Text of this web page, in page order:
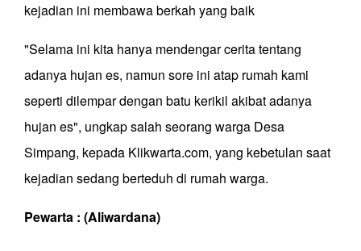
kejadian ini membawa berkah yang baik
"Selama ini kita hanya mendengar cerita tentang
adanya hujan es, namun sore ini atap rumah kami
seperti dilempar dengan batu kerikil akibat adanya
hujan es", ungkap salah seorang warga Desa
Simpang, kepada Klikwarta.com, yang kebetulan saat
kejadian sedang berteduh di rumah warga.
Pewarta : (Aliwardana)